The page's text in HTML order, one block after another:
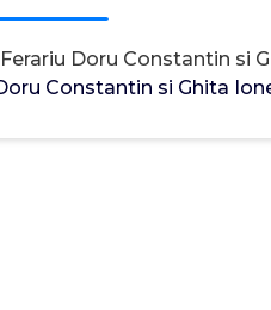
Doru Constantin si
Constantin si Ghita